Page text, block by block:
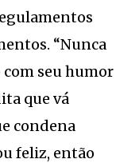
“Nunca
com seu humor
que vá
condena
feliz, então